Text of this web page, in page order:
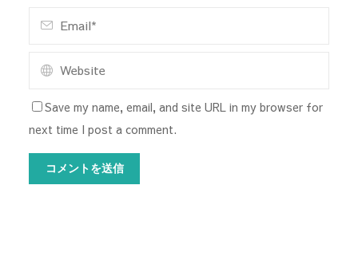
Save my name, email, and site URL in my browser for
next time I post a comment.